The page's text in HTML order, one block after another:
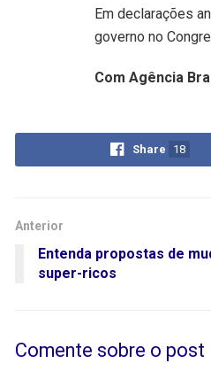
Em declarações
governo no
Com Agência
Share 18
Anterior
Entenda propostas de
super-ricos
Comente sobre o post